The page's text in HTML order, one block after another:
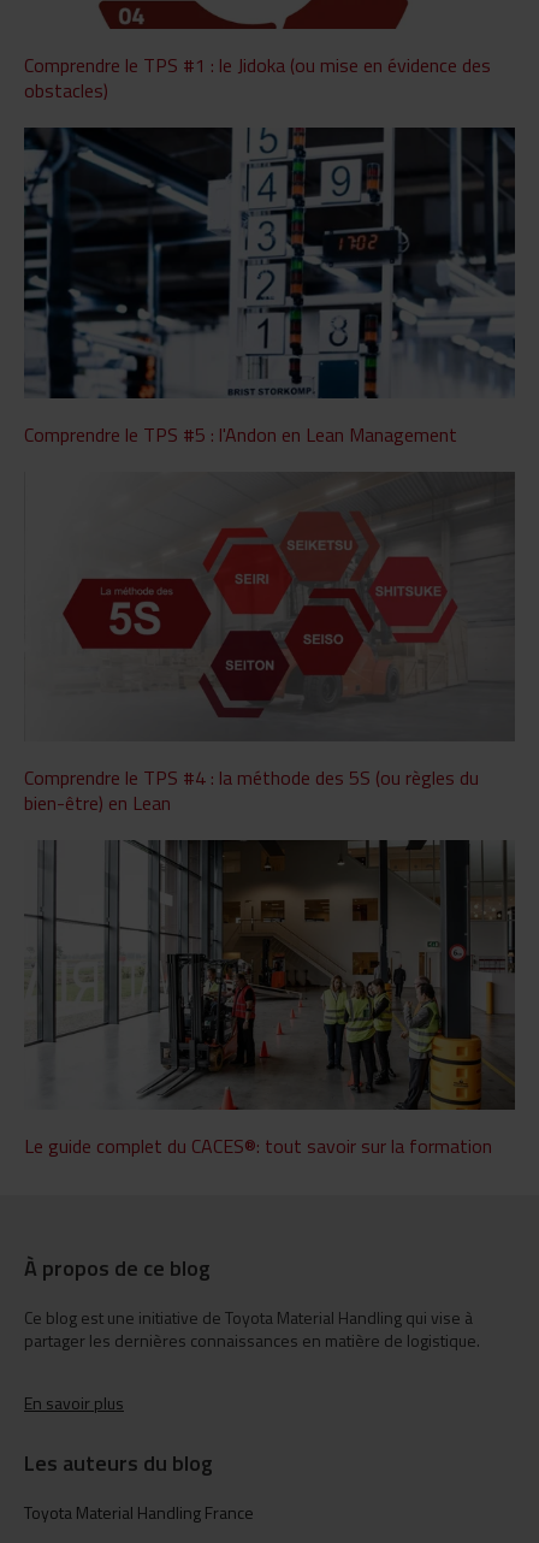
Comprendre le TPS #1 : le Jidoka (ou mise en évidence des
obstacles)
Comprendre le TPS #5 : l'Andon en Lean Management
Comprendre le TPS #4 : la méthode des 5S (ou règles du
bien-être) en Lean
Le guide complet du CACES®: tout savoir sur la formation
À propos de ce blog
Ce blog est une initiative de Toyota Material Handling qui vise à
partager les dernières connaissances en matière de logistique.
En savoir plus
Les auteurs du blog
Toyota Material Handling France